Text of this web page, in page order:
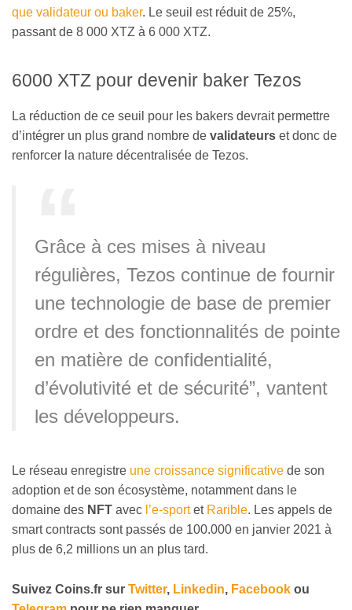
que validateur ou baker. Le seuil est réduit de 25%,
passant de 8 000 XTZ à 6 000 XTZ.
6000 XTZ pour devenir baker Tezos
La réduction de ce seuil pour les bakers devrait permettre
d’intégrer un plus grand nombre de validateurs et donc de
renforcer la nature décentralisée de Tezos.
Grâce à ces mises à niveau
régulières, Tezos continue de fournir
une technologie de base de premier
ordre et des fonctionnalités de pointe
en matière de confidentialité,
d’évolutivité et de sécurité”, vantent
les développeurs.
Le réseau enregistre une croissance significative de son
adoption et de son écosystème, notamment dans le
domaine des NFT avec l’e-sportet Rarible. Les appels de
smart contracts sont passés de 100.000 en janvier 2021 à
plus de 6,2 millions un an plus tard.
Suivez Coins.fr sur Twitter, Linkedin, Facebook ou